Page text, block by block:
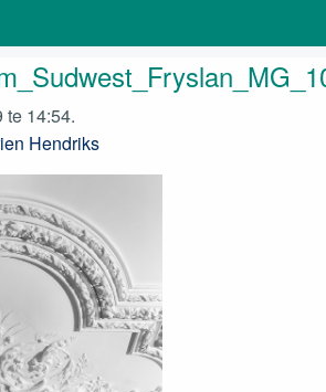
te 14:54.
Hendriks